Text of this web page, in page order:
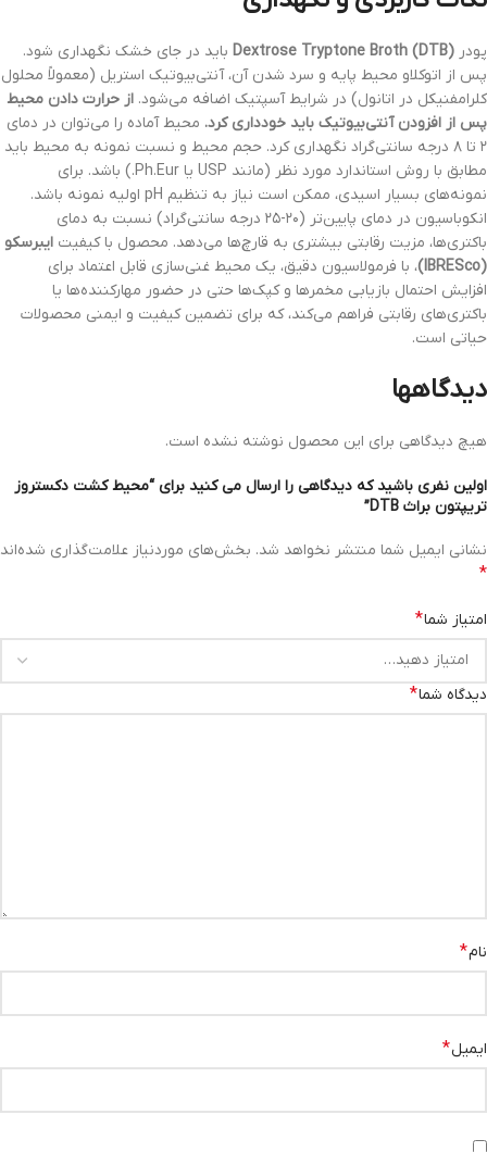
پودر Dextrose Tryptone Broth (DTB) باید در جای خشک نگهداری شود.
پس از اتوکلاو محیط پایه و سرد شدن آن، آنتی‌بیوتیک استریل (معمولاً محلول
کلرامفنیکل در اتانول) در شرایط آسپتیک اضافه می‌شود. از حرارت دادن محیط
پس از افزودن آنتی‌بیوتیک باید خودداری کرد. محیط آماده را می‌توان در دمای
۲ تا ۸ درجه سانتی‌گراد نگهداری کرد. حجم محیط و نسبت نمونه به محیط باید
مطابق با روش استاندارد مورد نظر (مانند USP یا Ph.Eur.) باشد. برای
نمونه‌های بسیار اسیدی، ممکن است نیاز به تنظیم pH اولیه نمونه باشد.
انکوباسیون در دمای پایین‌تر (۲۰-۲۵ درجه سانتی‌گراد) نسبت به دمای
باکتری‌ها، مزیت رقابتی بیشتری به قارچ‌ها می‌دهد. محصول با کیفیت ایبرسکو
(IBRESco)
، با فرمولاسیون دقیق، یک محیط غنی‌سازی قابل اعتماد برای
افزایش احتمال بازیابی مخمرها و کپک‌ها حتی در حضور مهارکننده‌ها یا
باکتری‌های رقابتی فراهم می‌کند، که برای تضمین کیفیت و ایمنی محصولات
حیاتی است.
دیدگاهها
هیچ دیدگاهی برای این محصول نوشته نشده است.
اولین نفری باشید که دیدگاهی را ارسال می کنید برای “محیط کشت دکستروز
تریپتون براث DTB”
نشانی ایمیل شما منتشر نخواهد شد. بخش‌های موردنیاز علامت‌گذاری شده‌اند
*
امتیاز شما*
دیدگاه شما*
نام*
ایمیل*